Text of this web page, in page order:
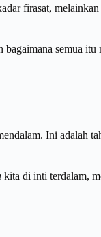
firasat,
semua
Ini
kita di inti terdalam,